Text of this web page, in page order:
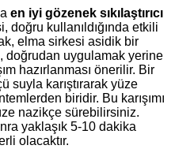
en iyi gözenek sıkılaştırıcı
kullanıldığında etkili
elma sirkesi asidik bir
doğrudan uygulamak yerine
hazırlanması önerilir. Bir
suyla karıştırarak yüze
biridir. Bu karışımı
nazikçe sürebilirsiniz.
yaklaşık 5-10 dakika
olacaktır.